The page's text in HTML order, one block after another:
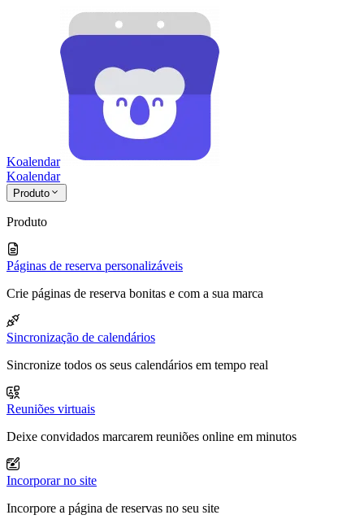
Koalendar
Koalendar
Produto
Produto
Páginas de reserva personalizáveis
Crie páginas de reserva bonitas e com a sua marca
Sincronização de calendários
Sincronize todos os seus calendários em tempo real
Reuniões virtuais
Deixe convidados marcarem reuniões online em minutos
Incorporar no site
Incorpore a página de reservas no seu site